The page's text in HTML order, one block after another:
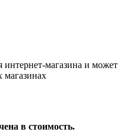
интернет-магазина и может
магазинах
в стоимость.